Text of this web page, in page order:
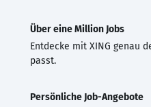
Über eine Million Jobs
Entdecke mit XING genau
passt.
Persönliche Job-Angebote